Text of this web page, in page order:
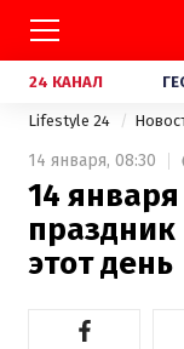
24 КАНАЛ
Lifestyle 24
14 января, 08:30
14
праздник
этот день